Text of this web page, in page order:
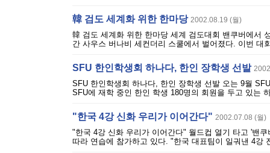
韓 검도 세계화 위한 한마당 2002.08.19 (월)
韓 검도 세계화 위한 한마당 세계 검도대회 밴쿠버에서
간 사우스 버나비 세컨더리 스쿨에서 벌어졌다. 이번
SFU 한인학생회 하나다, 한인 장학생 선발
SFU 한인학생회 하나다, 한인 장학생 선발 오는 9월
SFU에 재학 중인 한인 학생 180명의 회원을 두고 있는
"한국 4강 신화 우리가 이어간다" 2002.07.08 (월)
"한국 4강 신화 우리가 이어간다" 월드컵 열기 타고 '밴
따라 연습에 참가하고 있다. "한국 대표팀이 일궈낸 4강